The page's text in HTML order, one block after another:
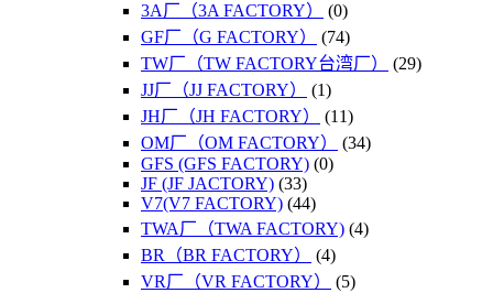
3A厂（3A FACTORY）
(0)
GF厂（G FACTORY）
(74)
TW厂（TW FACTORY台湾厂）
(29)
JJ厂（JJ FACTORY）
(1)
JH厂（JH FACTORY）
(11)
OM厂（OM FACTORY）
(34)
GFS (GFS FACTORY) (0)
JF (JF JACTORY) (33)
V7(V7 FACTORY) (44)
TWA厂（TWA FACTORY) (4)
BR（BR FACTORY）
(4)
VR厂（VR FACTORY）
(5)